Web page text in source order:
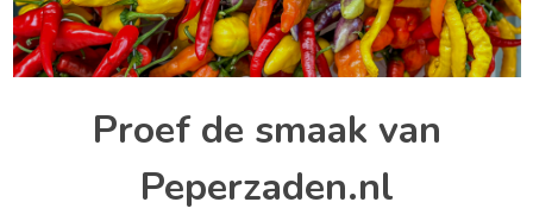
Proef de smaak van
Peperzaden.nl